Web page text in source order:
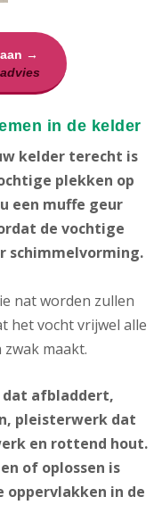
→
in de kelder
kelder terecht is
plekken op
een muffe geur
de vochtige
schimmelvorming.
nat worden zullen
het vocht vrijwel alle
maakt.
dat afbladdert,
pleisterwerk dat
en rottend hout.
of oplossen is
in de